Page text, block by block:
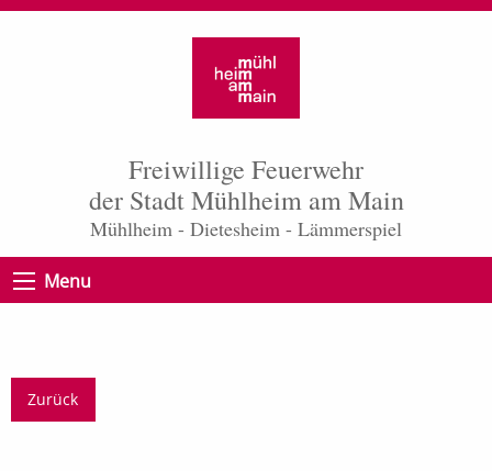
Freiwillige Feuerwehr
der Stadt Mühlheim am Main
Mühlheim - Dietesheim - Lämmerspiel
Menu
Zurück